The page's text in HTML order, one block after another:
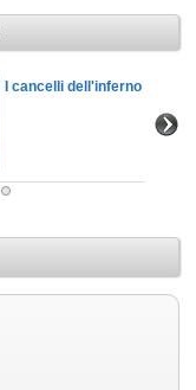
I cancelli dell'inferno